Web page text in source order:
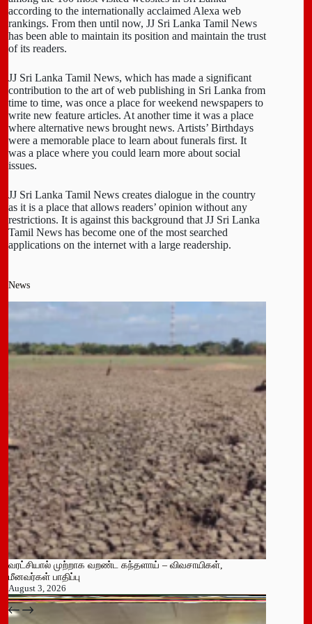
according to the internationally acclaimed Alexa web
rankings. From then until now, JJ Sri Lanka Tamil News
has been able to maintain its position and maintain the trust
of its readers.
JJ Sri Lanka Tamil News, which has made a significant
contribution to the art of web publishing in Sri Lanka from
time to time, was once a place for weekend newspapers to
write new feature articles. At another time it was a place
where alternative news brought news. Artists’ Birthdays
were a memorable place to learn about funerals first. It
was a place where you could learn more about social
issues.
JJ Sri Lanka Tamil News creates dialogue in the country
as it is a place that allows readers’ opinion without any
restrictions. It is against this background that JJ Sri Lanka
Tamil News has become one of the most searched
applications on the internet with a large readership.
News
வரட்சியால் முற்றாக வறண்ட கந்தளாய் – விவசாயிகள்,
மீனவர்கள் பாதிப்பு
August 3, 2026
பதுளை மாநகர சபையின் NPP உறுப்பினர் திடீர் ராஜினாமா!
July 14, 2026